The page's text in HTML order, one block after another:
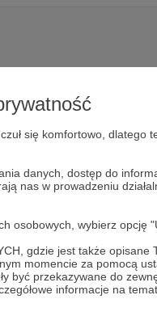
się komfortowo, dlatego
danych, dostęp do
nas w prowadzeniu
wybierz opcję
gdzie jest także opisane
momencie za pomocą
być przekazywane do
informacje na
Patronów!
Ogdowskijuż teraz!